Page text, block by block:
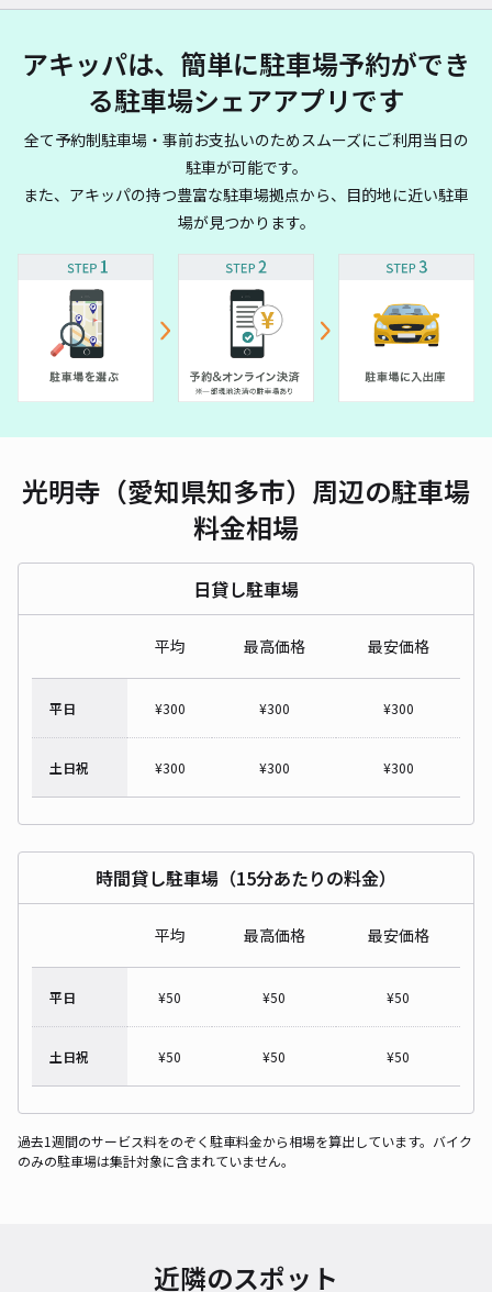
アキッパは、簡単に駐車場予約ができ
る駐車場シェアアプリです
全て予約制駐車場・事前お支払いのためスムーズにご利用当日の
駐車が可能です。
また、アキッパの持つ豊富な駐車場拠点から、目的地に近い駐車
場が見つかります。
光明寺（愛知県知多市）周辺の駐車場
料金相場
日貸し駐車場
平均 最高価格 最安価格
平日 ¥300 ¥300 ¥300
土日祝 ¥300 ¥300 ¥300
時間貸し駐車場（15分あたりの料金）
平均 最高価格 最安価格
平日 ¥50 ¥50 ¥50
土日祝 ¥50 ¥50 ¥50
過去1週間のサービス料をのぞく駐車料金から相場を算出しています。バイク
のみの駐車場は集計対象に含まれていません。
近隣のスポット